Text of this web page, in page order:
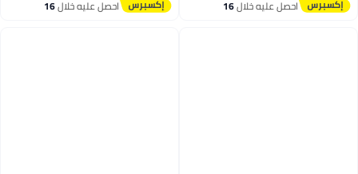
احصل عليه خلال16 احصل عليه خلال16